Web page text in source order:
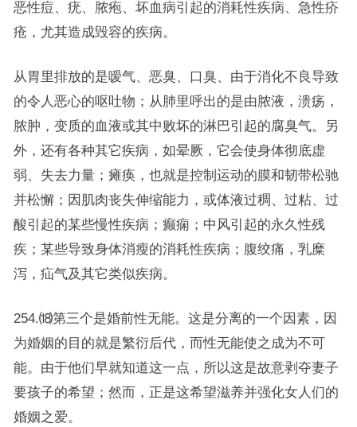
恶性痘、疣、脓疱、坏血病引起的消耗性疾病、急性疥
疮，尤其造成毁容的疾病。
从胃里排放的是嗳气、恶臭、口臭、由于消化不良导致
的令人恶心的呕吐物；从肺里呼出的是由脓液，溃疡，
脓肿，变质的血液或其中败坏的淋巴引起的腐臭气。另
外，还有各种其它疾病，如晕厥，它会使身体彻底虚
弱、失去力量；瘫痪，也就是控制运动的膜和韧带松驰
并松懈；因肌肉丧失伸缩能力，或体液过稠、过粘、过
酸引起的某些慢性疾病；癫痫；中风引起的永久性残
疾；某些导致身体消瘦的消耗性疾病；腹绞痛，乳糜
泻，疝气及其它类似疾病。
254.⒅第三个是婚前性无能。这是分离的一个因素，因
为婚姻的目的就是繁衍后代，而性无能使之成为不可
能。由于他们早就知道这一点，所以这是故意剥夺妻子
要孩子的希望；然而，正是这希望滋养并强化女人们的
婚姻之爱。